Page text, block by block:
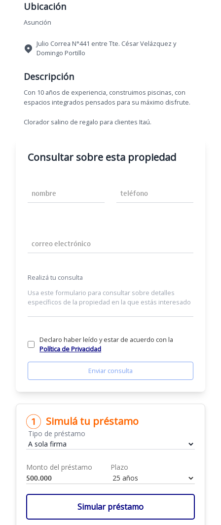
Ubicación
Asunción
Julio Correa N°441 entre Tte. César Velázquez y
Domingo Portillo
Descripción
Con 10 años de experiencia, construimos piscinas, con
espacios integrados pensados para su máximo disfrute.
Clorador salino de regalo para clientes Itaú.
Consultar sobre esta propiedad
Realizá tu consulta
Declaro haber leído y estar de acuerdo con la
Política de Privacidad
Enviar consulta
Simulá tu préstamo
Tipo de préstamo
Monto del préstamo Plazo
Simular préstamo